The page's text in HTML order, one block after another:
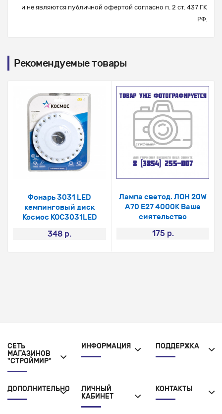
и не являются публичной офертой согласно п. 2 ст. 437 ГК
РФ.
Рекомендуемые товары
Фонарь 3031 LED
кемпинговый диск
Космос КОС3031LED
348 р.
Лампа светод. ЛОН 20W
А70 Е27 4000K Ваше
сиятельство
175 р.
СЕТЬ
МАГАЗИНОВ
"СТРОЙМИР"
ИНФОРМАЦИЯ ПОДДЕРЖКА
ДОПОЛНИТЕЛЬНО
ЛИЧНЫЙ
КАБИНЕТ
КОНТАКТЫ